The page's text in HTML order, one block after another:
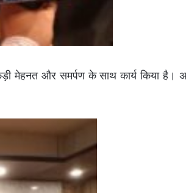
कड़ी मेहनत और समर्पण के साथ कार्य किया है।